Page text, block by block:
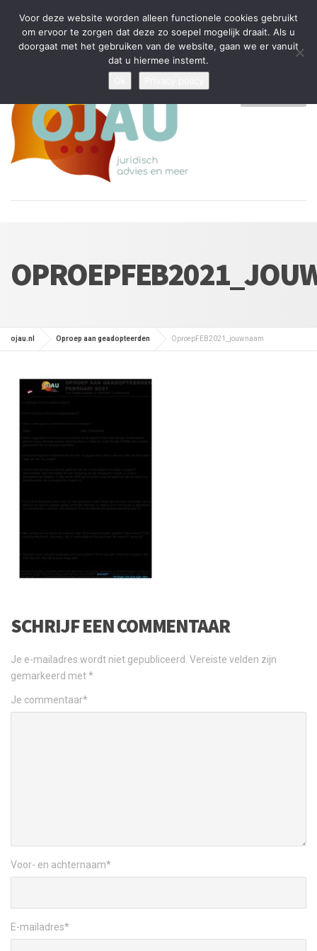
Tijdelijke stop: wegens drukte kan ik beperkt nieuwe zaken aannemen
en vragen beantwoorden
Algemene Voorwaarden
Disclaimer Privacybeleid
ojau.nl Oproep aan geadopteerden OproepFEB2021_jouwnaam
SCHRIJF EEN COMMENTAAR
Je e-mailadres wordt niet gepubliceerd. Vereiste velden zijn
gemarkeerd met*
Je commentaar*
Voor- en achternaam*
E-mailadres*
Voor deze website worden alleen functionele cookies gebruikt
om ervoor te zorgen dat deze zo soepel mogelijk draait. Als u
doorgaat met het gebruiken van de website, gaan we er vanuit
dat u hiermee instemt.